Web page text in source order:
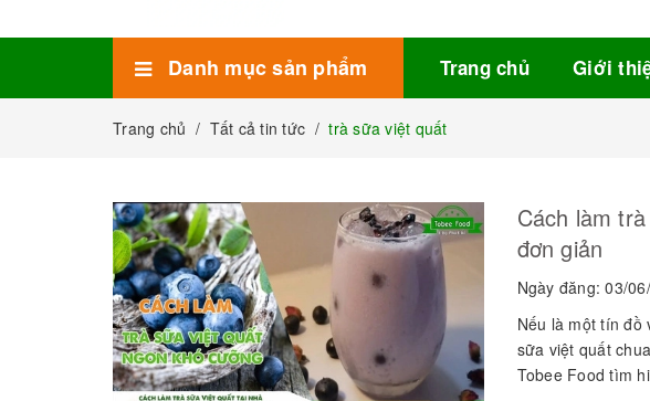
Danh mục sản phẩm Trang chủ Giới
Trang chủ / Tất cả tin tức / trà sữa việt quất
Cách làm
đơn giản
Ngày đăng: 03/
Nếu là một tín đồ
sữa việt quất
Tobee Food tìm